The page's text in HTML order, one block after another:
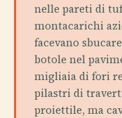
nelle pareti di
montacarichi
facevano
botole nel
migliaia di fori
pilastri di
proiettile, ma